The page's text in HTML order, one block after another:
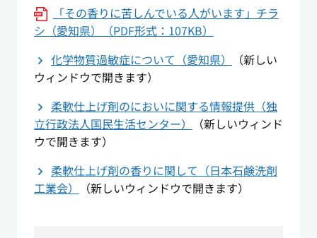
「その香りに苦しんでいる人がいます」チラ
シ（愛知県）（PDF形式：107KB）
化学物質過敏症について（愛知県）
（新しい
ウィンドウで開きます）
柔軟仕上げ剤のにおいに関する情報提供（独
立行政法人国民生活センター）
（新しいウィンド
ウで開きます）
柔軟仕上げ剤の香りに関して（日本石鹸洗剤
工業会）
（新しいウィンドウで開きます）